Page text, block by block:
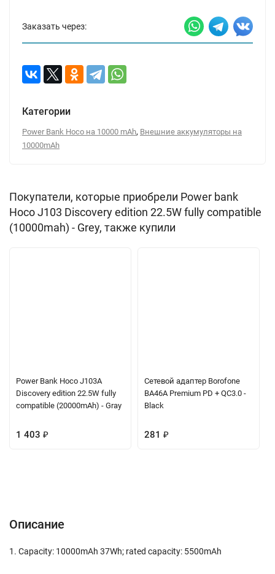
Заказать через:
Категории
Power Bank Hoco на 10000 mAh, Внешние аккумуляторы на
10000mAh
Покупатели, которые приобрели Power bank
Hoco J103 Discovery edition 22.5W fully compatible
(10000mah) - Grey, также купили
Power Bank Hoco J103A
Discovery edition 22.5W fully
compatible (20000mAh) - Gray
1 403 ₽
Сетевой адаптер Borofone
BA46A Premium PD + QC3.0 -
Black
281 ₽
Описание
1. Capacity: 10000mAh 37Wh; rated capacity: 5500mAh